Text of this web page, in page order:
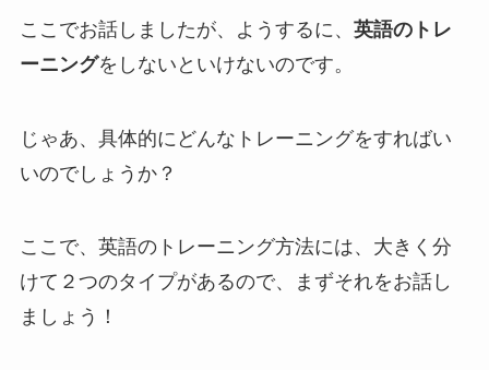
ここでお話しましたが、ようするに、 英語のトレ
ーニングをしないといけないのです。
じゃあ、具体的にどんなトレーニングをすればい
いのでしょうか？
ここで、英語のトレーニング方法には、大きく分
けて２つのタイプがあるので、まずそれをお話し
ましょう！